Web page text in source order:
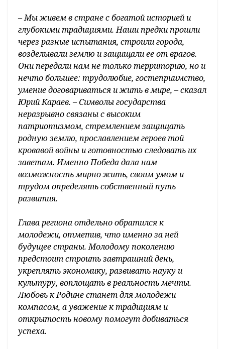
– Мы живем в стране с богатой историей и
глубокими традициями. Наши предки прошли
через разные испытания, строили города,
возделывали землю и защищали ее от врагов.
Они передали нам не только территорию, но и
нечто большее: трудолюбие, гостеприимство,
умение договариваться и жить в мире, – сказал
Юрий Караев. – Символы государства
неразрывно связаны с высоким
патриотизмом, стремлением защищать
родную землю, прославлением героев той
кровавой войны и готовностью следовать их
заветам. Именно Победа дала нам
возможность мирно жить, своим умом и
трудом определять собственный путь
развития.
Глава региона отдельно обратился к
молодежи, отметив, что именно за ней
будущее страны. Молодому поколению
предстоит строить завтрашний день,
укреплять экономику, развивать науку и
культуру, воплощать в реальность мечты.
Любовь к Родине станет для молодежи
компасом, а уважение к традициям и
открытость новому помогут добиваться
успеха.